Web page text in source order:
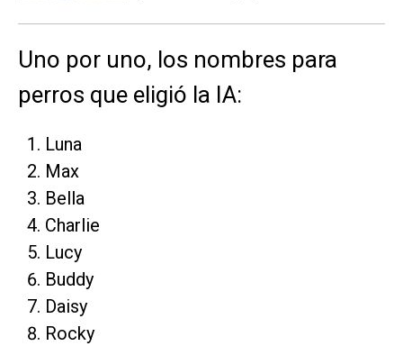
Uno por uno, los nombres para
perros que eligió la IA:
Luna
Max
Bella
Charlie
Lucy
Buddy
Daisy
Rocky